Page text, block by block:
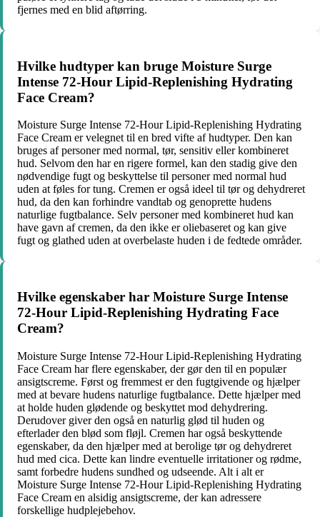
fjernes med en blid aftørring.
Hvilke hudtyper kan bruge Moisture Surge
Intense 72-Hour Lipid-Replenishing Hydrating
Face Cream?
Moisture Surge Intense 72-Hour Lipid-Replenishing Hydrating
Face Cream er velegnet til en bred vifte af hudtyper. Den kan
bruges af personer med normal, tør, sensitiv eller kombineret
hud. Selvom den har en rigere formel, kan den stadig give den
nødvendige fugt og beskyttelse til personer med normal hud
uden at føles for tung. Cremen er også ideel til tør og dehydreret
hud, da den kan forhindre vandtab og genoprette hudens
naturlige fugtbalance. Selv personer med kombineret hud kan
have gavn af cremen, da den ikke er oliebaseret og kan give
fugt og glathed uden at overbelaste huden i de fedtede områder.
Hvilke egenskaber har Moisture Surge Intense
72-Hour Lipid-Replenishing Hydrating Face
Cream?
Moisture Surge Intense 72-Hour Lipid-Replenishing Hydrating
Face Cream har flere egenskaber, der gør den til en populær
ansigtscreme. Først og fremmest er den fugtgivende og hjælper
med at bevare hudens naturlige fugtbalance. Dette hjælper med
at holde huden glødende og beskyttet mod dehydrering.
Derudover giver den også en naturlig glød til huden og
efterlader den blød som fløjl. Cremen har også beskyttende
egenskaber, da den hjælper med at berolige tør og dehydreret
hud med cica. Dette kan lindre eventuelle irritationer og rødme,
samt forbedre hudens sundhed og udseende. Alt i alt er
Moisture Surge Intense 72-Hour Lipid-Replenishing Hydrating
Face Cream en alsidig ansigtscreme, der kan adressere
forskellige hudplejebehov.